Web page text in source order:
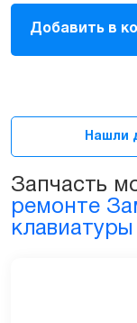
Клавиатура
для
MacBook
А1278
Европейская
quantity
Добавить в
Нашли
Запчасть
ремонте